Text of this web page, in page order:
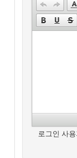
로그인 사